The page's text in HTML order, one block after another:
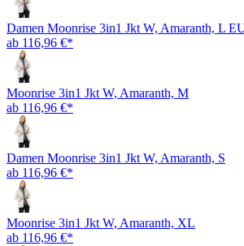
Damen Moonrise 3in1 Jkt W, Amaranth, L
ab 116,96 €*
Moonrise 3in1 Jkt W, Amaranth, M
ab 116,96 €*
Damen Moonrise 3in1 Jkt W, Amaranth, S
ab 116,96 €*
Moonrise 3in1 Jkt W, Amaranth, XL
ab 116,96 €*